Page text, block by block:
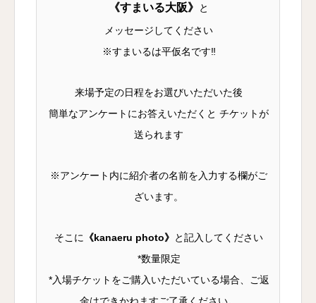
《すまいる大阪》
と
メッセージしてください
※すまいるは平仮名です‼︎
来場予定の日程をお選びいただいた後
簡単なアンケートにお答えいただくと チケットが
送られます
※アンケート内に紹介者の名前を入力する欄がご
ざいます。
そこに 《kanaeru photo》 と記入してください
*数量限定
*入場チケットをご購入いただいている場合、ご返
金はできかねますご了承ください。